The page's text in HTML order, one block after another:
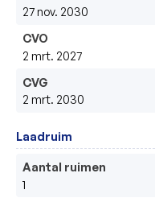
27 nov. 2030
CVO
2 mrt. 2027
CVG
2 mrt. 2030
Laadruim
Aantal ruimen
1